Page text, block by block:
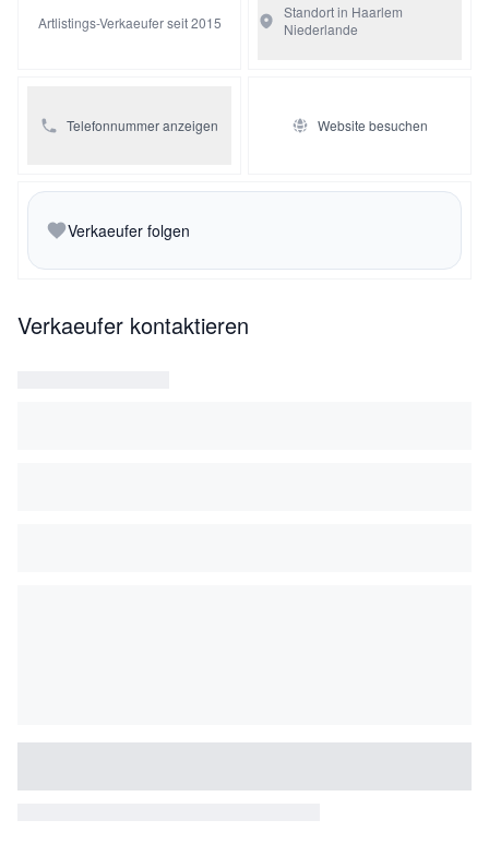
Artlistings-Verkaeufer seit 2015
Standort in Haarlem
Niederlande
Telefonnummer anzeigen Website besuchen
Verkaeufer folgen
Verkaeufer kontaktieren